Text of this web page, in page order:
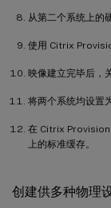
从第二个系统上的
使用 Citrix
映像建立完毕后，
将两个系统均设置
在 Citrix
上的标准缓存。
创建供多种物理